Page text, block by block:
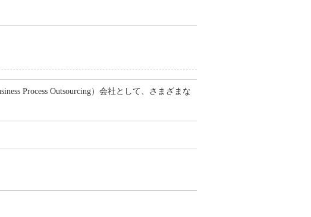
Process Outsourcing）会社として、さまざまな